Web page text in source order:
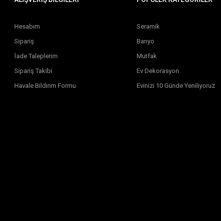
Hesabım
Sipariş
İade Taleplerim
Sipariş Takibi
Havale Bildirim Formu
Seramik
Banyo
Mutfak
Ev Dekorasyon
Evinizi 10 Günde Yeniliyoruz